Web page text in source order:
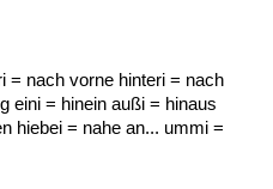
= nach vorne hinteri = nach
eini = hinein außi = hinaus
hiebei = nahe an... ummi =